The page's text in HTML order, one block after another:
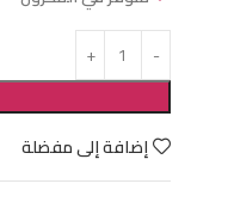
إضافة إلى مفضلة